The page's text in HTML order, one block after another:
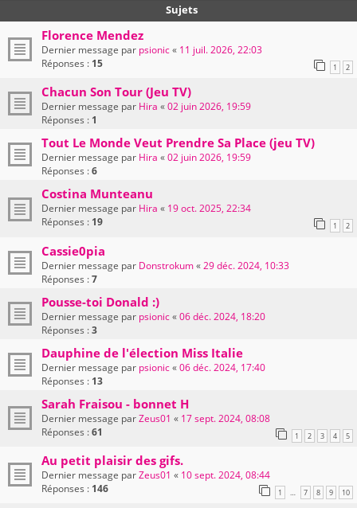
Sujets
Florence Mendez
Dernier message par psionic« 11 juil. 2026, 22:03
Réponses : 15 1 2
Chacun Son Tour (Jeu TV)
Dernier message par Hira «02 juin 2026, 19:59
Réponses : 1
Tout Le Monde Veut Prendre Sa Place (jeu TV)
Dernier message par Hira «02 juin 2026, 19:59
Réponses :6
Costina Munteanu
Dernier message par Hira « 19 oct. 2025, 22:34
Réponses : 19 1 2
Cassie0pia
Dernier message par Donstrokum«29 déc. 2024, 10:33
Réponses :7
Pousse-toi Donald :)
Dernier message par psionic«06 déc. 2024, 18:20
Réponses :3
Dauphine de l'élection Miss Italie
Dernier message par psionic«06 déc. 2024, 17:40
Réponses : 13
Sarah Fraisou - bonnet H
Dernier message parZeus01 « 17 sept. 2024, 08:08
Réponses :61 1 2 3 4 5
Au petit plaisir des gifs.
Dernier message parZeus01 « 10 sept. 2024, 08:44
Réponses : 146 1 … 7 8 9 10